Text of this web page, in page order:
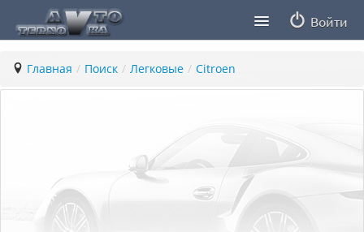
Войти
Статьи
Главная / Поиск / Легковые / Citroen